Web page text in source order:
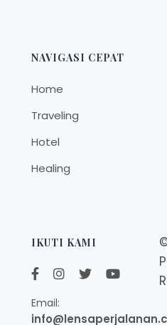
NAVIGASI CEPAT
Home
Traveling
Hotel
Healing
IKUTI KAMI
Email: